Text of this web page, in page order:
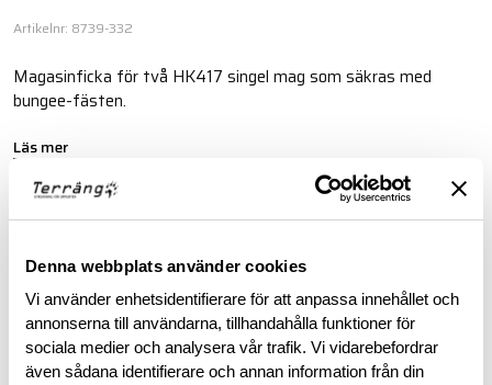
Denna webbplats använder cookies
Vi använder enhetsidentifierare för att anpassa innehållet och
annonserna till användarna, tillhandahålla funktioner för
sociala medier och analysera vår trafik. Vi vidarebefordrar
även sådana identifierare och annan information från din
Artikelnr: 8739-332
Magasinficka för två HK417 singel mag som säkras med
bungee-fästen.
Läs mer
SPECIFIKATIONER
RECENSIONER